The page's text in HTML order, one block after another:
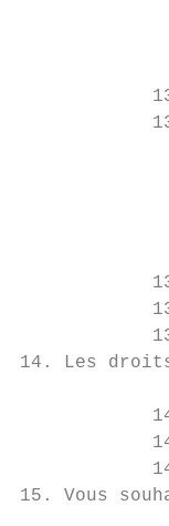
14. Les
15. Vous